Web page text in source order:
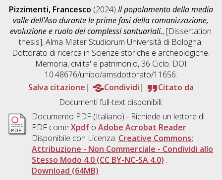
Pizzimenti, Francesco (2024) Il popolamento della media
valle dell'Aso durante le prime fasi della romanizzazione,
evoluzione e ruolo dei complessi santuariali., [Dissertation
thesis], Alma Mater Studiorum Università di Bologna.
Dottorato di ricerca in Scienze storiche e archeologiche.
Memoria, civilta' e patrimonio, 36 Ciclo. DOI
10.48676/unibo/amsdottorato/11656.
Salva citazione
Condividi
Citato da
Documenti full-text disponibili:
Documento PDF(Italiano) - Richiede un lettore di
PDF come Xpdfo Adobe Acrobat Reader
Disponibile con Licenza: Creative Commons:
Attribuzione - Non Commerciale - Condividi allo
Stesso Modo 4.0 (CC BY-NC-SA 4.0) .
Download (64MB)